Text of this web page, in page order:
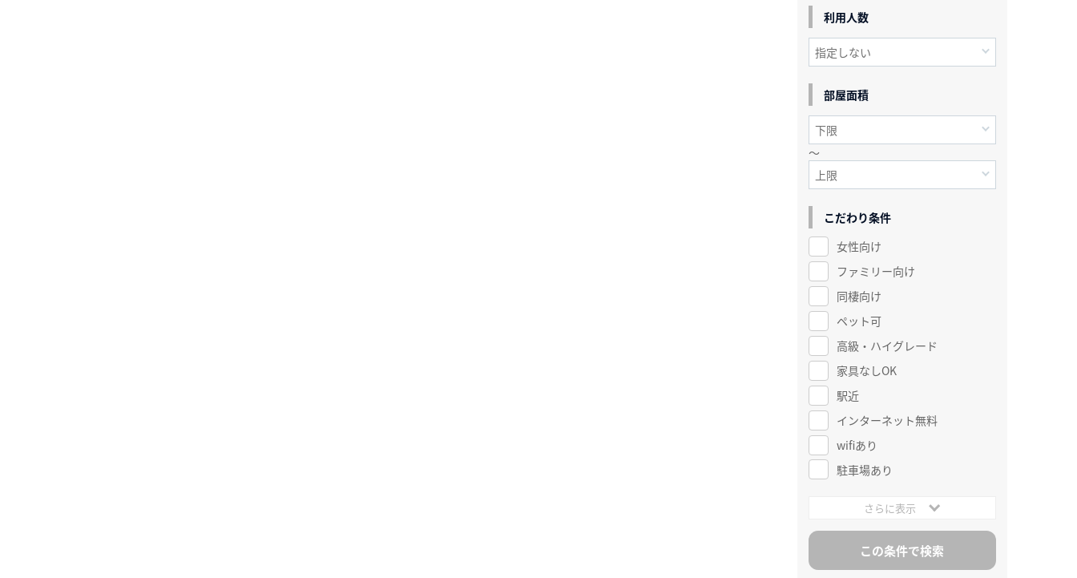
利用人数
部屋面積
～
こだわり条件
女性向け
ファミリー向け
同棲向け
ペット可
高級・ハイグレード
家具なしOK
駅近
インターネット無料
wifiあり
駐車場あり
さらに表示